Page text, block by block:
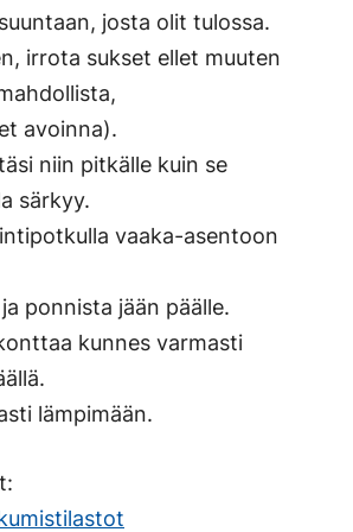
josta olit tulossa.
irrota sukset ellet muuten
avoinna).
niin pitkälle kuin se
särkyy.
vaaka-asentoon
ponnista jään päälle.
kunnes varmasti
lämpimään.